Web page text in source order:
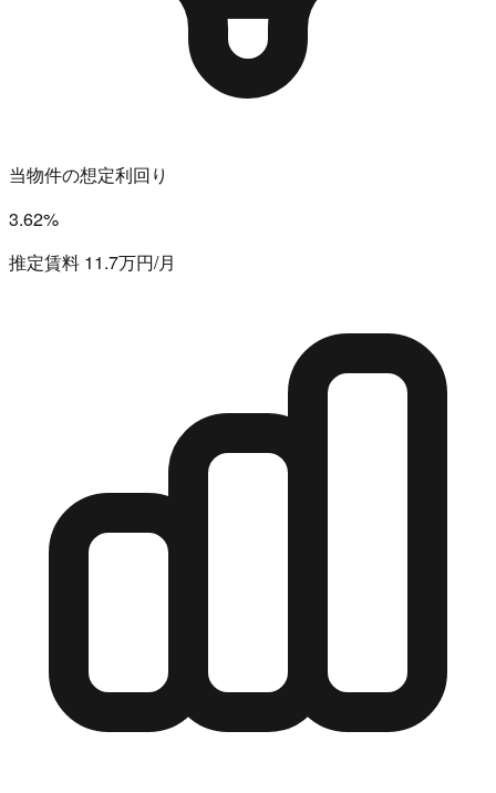
当物件の想定利回り
3.62%
推定賃料 11.7万円/月